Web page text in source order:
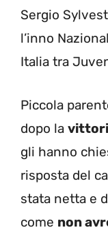
Sergio
l’inno
Italia tra
Piccola
dopo la
gli hanno
risposta del
stata netta e
come non